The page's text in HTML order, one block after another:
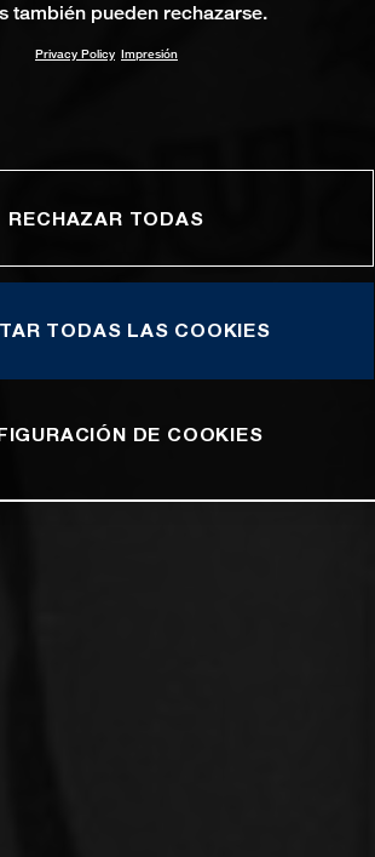
también pueden rechazarse.
Privacy Policy Impresión
RECHAZAR TODAS
TODAS LAS COOKIES
DE COOKIES